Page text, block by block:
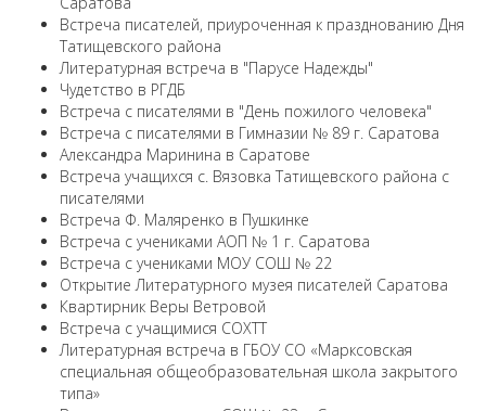
Встреча писателей, приуроченная к празднованию Дня
Татищевского района
Литературная встреча в "Парусе Надежды"
Чудетство в РГДБ
Встреча с писателями в "День пожилого человека"
Встреча с писателями в Гимназии № 89 г. Саратова
Александра Маринина в Саратове
Встреча учащихся с. Вязовка Татищевского района с
писателями
Встреча Ф. Маляренко в Пушкинке
Встреча с учениками АОП № 1 г. Саратова
Встреча с учениками МОУ СОШ № 22
Открытие Литературного музея писателей Саратова
Квартирник Веры Ветровой
Встреча с учащимися СОХТТ
Литературная встреча в ГБОУ СО «Марксовская
специальная общеобразовательная школа закрытого
типа»